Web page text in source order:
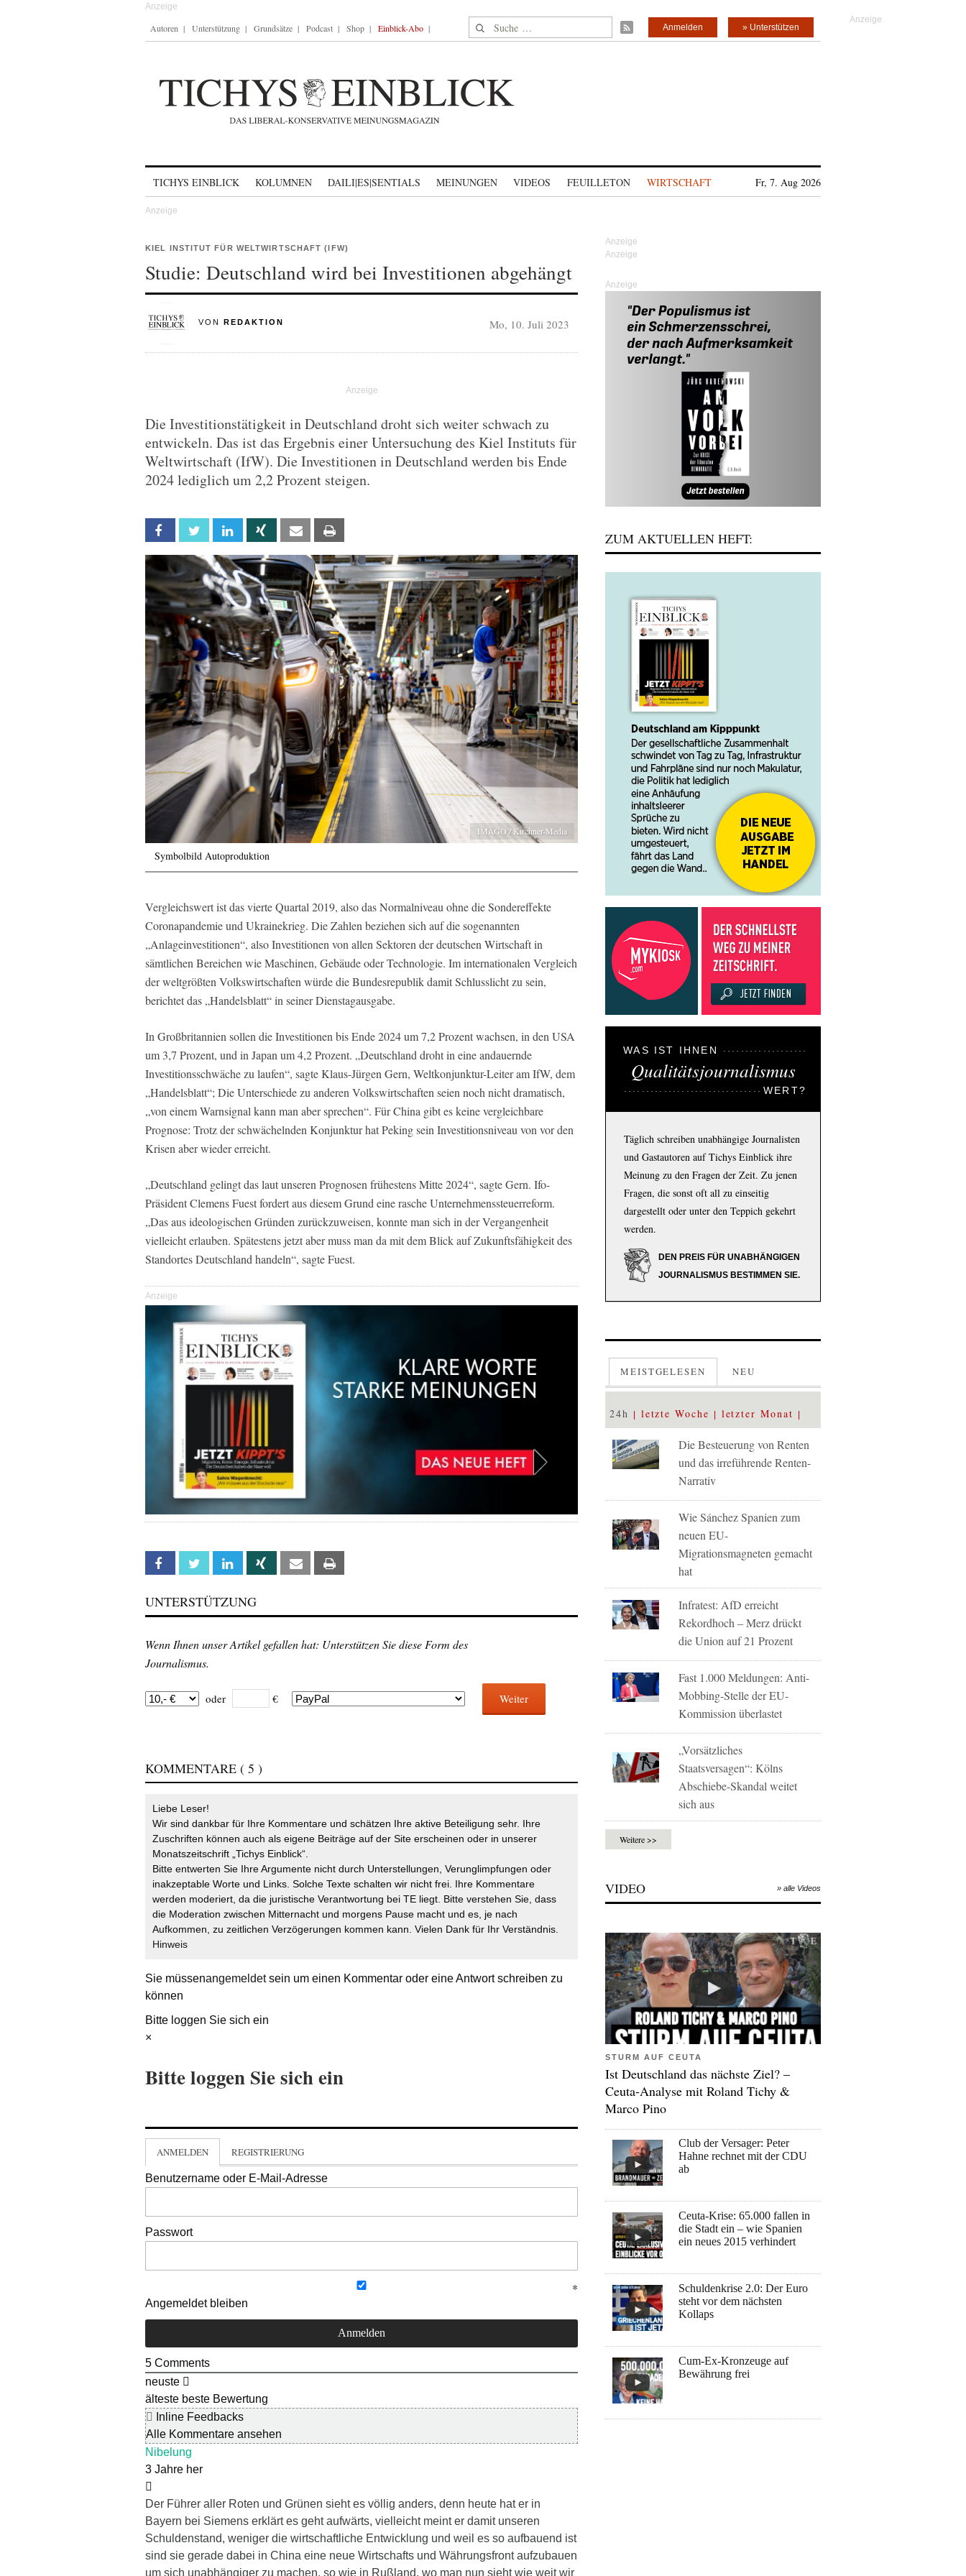
Autoren Unterstützung Grundsätze Podcast Shop Einblick-Abo Suche nach: » Unterstützen
Anmelden
TICHYS EINBLICK KOLUMNEN DAILI|ES|SENTIALS MEINUNGEN VIDEOS FEUILLETON WIRTSCHAFT Fr, 7. Aug 2026
KIEL INSTITUT FÜR WELTWIRTSCHAFT (IFW)
Studie: Deutschland wird bei Investitionen abgehängt
VON REDAKTION Mo, 10. Juli 2023
Die Investitionstätigkeit in Deutschland droht sich weiter schwach zu
entwickeln. Das ist das Ergebnis einer Untersuchung des Kiel Instituts für
Weltwirtschaft (IfW). Die Investitionen in Deutschland werden bis Ende
2024 lediglich um 2,2 Prozent steigen.
Facebook Twitter Linkedin Xing Email
IMAGO / Kirchner-Media
Symbolbild Autoproduktion
Vergleichswert ist das vierte Quartal 2019, also das Normalniveau ohne die Sondereffekte
Coronapandemie und Ukrainekrieg. Die Zahlen beziehen sich auf die sogenannten
„Anlageinvestitionen“, also Investitionen von allen Sektoren der deutschen Wirtschaft in
sämtlichen Bereichen wie Maschinen, Gebäude oder Technologie. Im internationalen Vergleich
der weltgrößten Volkswirtschaften würde die Bundesrepublik damit Schlusslicht zu sein,
berichtet das „Handelsblatt“ in seiner Dienstagausgabe.
In Großbritannien sollen die Investitionen bis Ende 2024 um 7,2 Prozent wachsen, in den USA
um 3,7 Prozent, und in Japan um 4,2 Prozent. „Deutschland droht in eine andauernde
Investitionsschwäche zu laufen“, sagte Klaus-Jürgen Gern, Weltkonjunktur-Leiter am IfW, dem
„Handelsblatt“; Die Unterschiede zu anderen Volkswirtschaften seien noch nicht dramatisch,
„von einem Warnsignal kann man aber sprechen“. Für China gibt es keine vergleichbare
Prognose: Trotz der schwächelnden Konjunktur hat Peking sein Investitionsniveau von vor den
Krisen aber wieder erreicht.
„Deutschland gelingt das laut unseren Prognosen frühestens Mitte 2024“, sagte Gern. Ifo-
Präsident Clemens Fuest fordert aus diesem Grund eine rasche Unternehmenssteuerreform.
„Das aus ideologischen Gründen zurückzuweisen, konnte man sich in der Vergangenheit
vielleicht erlauben. Spätestens jetzt aber muss man da mit dem Blick auf Zukunftsfähigkeit des
Standortes Deutschland handeln“, sagte Fuest.
Anzeige
Facebook Twitter Linkedin Xing Email
UNTERSTÜTZUNG
Wenn Ihnen unser Artikel gefallen hat: Unterstützen Sie diese Form des
Journalismus.
oder € Weiter
KOMMENTARE ( 5 )
Liebe Leser!
Wir sind dankbar für Ihre Kommentare und schätzen Ihre aktive Beteiligung sehr. Ihre
Zuschriften können auch als eigene Beiträge auf der Site erscheinen oder in unserer
Monatszeitschrift „Tichys Einblick“.
Bitte entwerten Sie Ihre Argumente nicht durch Unterstellungen, Verunglimpfungen oder
inakzeptable Worte und Links. Solche Texte schalten wir nicht frei. Ihre Kommentare
werden moderiert, da die juristische Verantwortung bei TE liegt. Bitte verstehen Sie, dass
die Moderation zwischen Mitternacht und morgens Pause macht und es, je nach
Aufkommen, zu zeitlichen Verzögerungen kommen kann. Vielen Dank für Ihr Verständnis.
Hinweis
Sie müssenangemeldetsein um einen Kommentar oder eine Antwort schreiben zu
können
Bitte loggen Sie sich ein
×
Bitte loggen Sie sich ein
ANMELDEN REGISTRIERUNG
Benutzername oder E-Mail-Adresse
Passwort
Angemeldet bleiben
5 Comments
neuste
älteste beste Bewertung
Inline Feedbacks
Alle Kommentare ansehen
Nibelung
3 Jahre her
Der Führer aller Roten und Grünen sieht es völlig anders, denn heute hat er in
Bayern bei Siemens erklärt es geht aufwärts, vielleicht meint er damit unseren
Schuldenstand, weniger die wirtschaftliche Entwicklung und weil es so aufbauend ist
sind sie gerade dabei in China eine neue Wirtschafts und Währungsfront aufzubauen
um sich unabhängiger zu machen, so wie in Rußland, wo man nun sieht wie weit wir
Anzeige
ZUM AKTUELLEN HEFT:
WAS IST IHNEN
Qualitätsjournalismus
WERT?
Täglich schreiben unabhängige Journalisten
und Gastautoren auf Tichys Einblick ihre
Meinung zu den Fragen der Zeit. Zu jenen
Fragen, die sonst oft all zu einseitig
dargestellt oder unter den Teppich gekehrt
werden.
DEN PREIS FÜR UNABHÄNGIGEN
JOURNALISMUS BESTIMMEN SIE.
MEISTGELESEN NEU
24h letzte Woche letzter Monat
Die Besteuerung von Renten
und das irreführende Renten-
Narrativ
Wie Sánchez Spanien zum
neuen EU-
Migrationsmagneten gemacht
hat
Infratest: AfD erreicht
Rekordhoch – Merz drückt
die Union auf 21 Prozent
Fast 1.000 Meldungen: Anti-
Mobbing-Stelle der EU-
Kommission überlastet
„Vorsätzliches
Staatsversagen“: Kölns
Abschiebe-Skandal weitet
sich aus
Weitere >>
VIDEO » alle Videos
STURM AUF CEUTA
Ist Deutschland das nächste Ziel? –
Ceuta-Analyse mit Roland Tichy &
Marco Pino
Club der Versager: Peter
Hahne rechnet mit der CDU
ab
Ceuta-Krise: 65.000 fallen in
die Stadt ein – wie Spanien
ein neues 2015 verhindert
Schuldenkrise 2.0: Der Euro
steht vor dem nächsten
Kollaps
Cum-Ex-Kronzeuge auf
Bewährung frei